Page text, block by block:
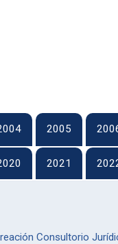
2005
2021
Consultorio